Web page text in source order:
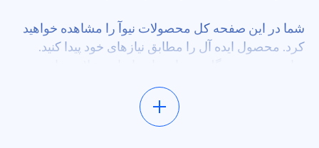
شما در این صفحه کل محصولات نیوآ را مشاهده خواهید
کرد. محصول ایده آل را مطابق نیازهای خود پیدا کنید.
یا نوع محصول مورد نظرتان از فیلتر دسته بندی استفاده
کنید. بخش توصیه های ما را بررسی کنید و با نکات و
مقالات آموزنده ما در خصوص نحوه استفاده از محصولات